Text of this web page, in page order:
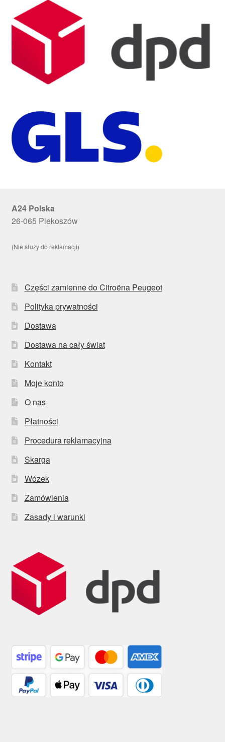
A24 Polska
26-065 Piekoszów
(Nie służy do reklamacji)
Części zamienne do Citroëna Peugeot
Polityka prywatności
Dostawa
Dostawa na cały świat
Kontakt
Moje konto
O nas
Płatności
Procedura reklamacyjna
Skarga
Wózek
Zamówienia
Zasady i warunki